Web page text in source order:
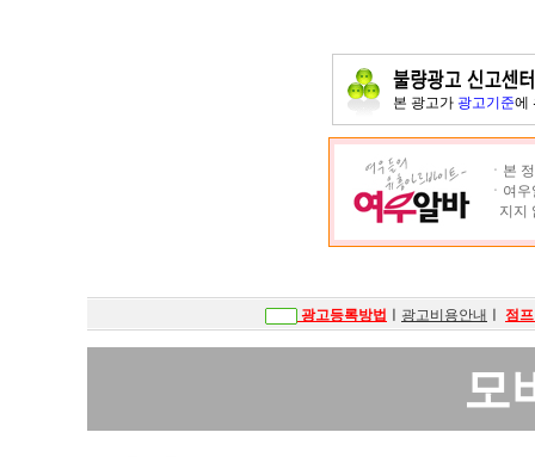
본 광고가 광고기준에
ㆍ본
ㆍ여
지지
광고등록방법 광고비용안내 점
모